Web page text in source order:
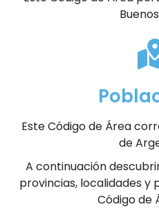
Este Código de Área
de
A continuación
provincias, localidades y
Código de